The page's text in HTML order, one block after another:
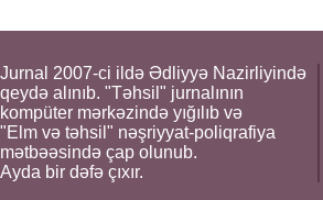
Jurnal 2007-ci ildə Ədliyyə Nazirliyində
qeydə alınıb. "Təhsil" jurnalının
kompüter mərkəzində yığılıb və
"Elm və təhsil" nəşriyyat-poliqrafiya
mətbəəsində çap olunub.
Ayda bir dəfə çıxır.